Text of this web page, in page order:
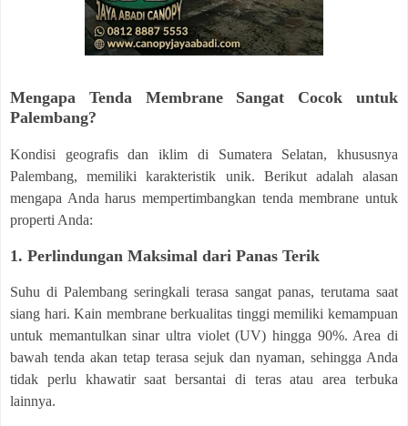
Mengapa Tenda Membrane Sangat Cocok untuk
Palembang?
Kondisi geografis dan iklim di Sumatera Selatan, khususnya
Palembang, memiliki karakteristik unik. Berikut adalah alasan
mengapa Anda harus mempertimbangkan tenda membrane untuk
properti Anda:
1. Perlindungan Maksimal dari Panas Terik
Suhu di Palembang seringkali terasa sangat panas, terutama saat
siang hari. Kain membrane berkualitas tinggi memiliki kemampuan
untuk memantulkan sinar ultra violet (UV) hingga 90%. Area di
bawah tenda akan tetap terasa sejuk dan nyaman, sehingga Anda
tidak perlu khawatir saat bersantai di teras atau area terbuka
lainnya.